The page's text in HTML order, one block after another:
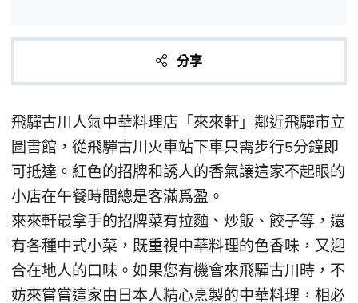
分享
飛驒古川人氣中華料理店「來來軒」鄰近飛驒市立
圖書館，從飛驒古川火車站下車只需步行5分鐘即
可抵達。紅色的招牌和誘人的香氣讓這家不起眼的
小店在午餐時間總是客滿爲盈。
來來軒最拿手的招牌菜有拉麵、炒飯、餃子等，還
有各種中式小菜，既重視中華料理的色香味，又迎
合在地人的口味。如果您有機會來飛驒古川時，不
妨來嘗嘗這家由日本人精心烹製的中華料理，相必